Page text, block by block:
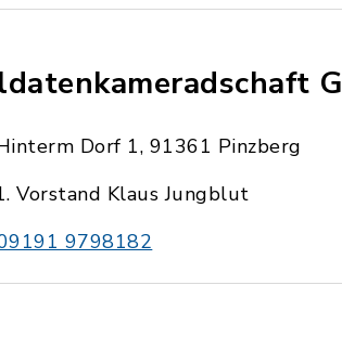
Dorf 1, 91361 Pinzberg
Vorstand Klaus Jungblut
9798182